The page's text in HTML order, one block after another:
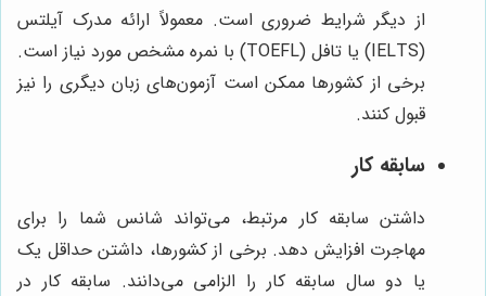
از دیگر شرایط ضروری است. معمولاً ارائه مدرک آیلتس
(IELTS) یا تافل (TOEFL) با نمره مشخص مورد نیاز است.
برخی از کشورها ممکن است آزمون‌های زبان دیگری را نیز
قبول کنند.
سابقه کار
داشتن سابقه کار مرتبط، می‌تواند شانس شما را برای
مهاجرت افزایش دهد. برخی از کشورها، داشتن حداقل یک
یا دو سال سابقه کار را الزامی می‌دانند. سابقه کار در